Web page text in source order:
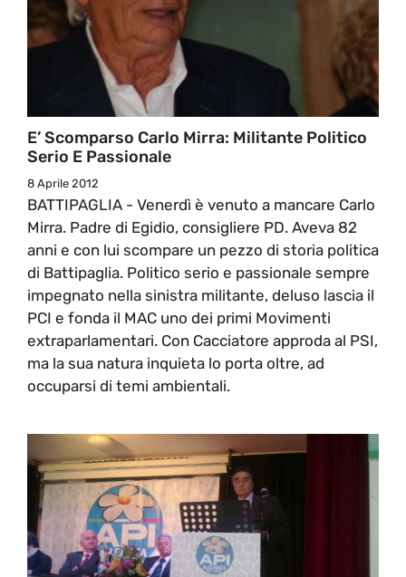
E’ Scomparso Carlo Mirra: Militante Politico
Serio E Passionale
8 Aprile 2012
BATTIPAGLIA - Venerdì è venuto a mancare Carlo
Mirra. Padre di Egidio, consigliere PD. Aveva 82
anni e con lui scompare un pezzo di storia politica
di Battipaglia. Politico serio e passionale sempre
impegnato nella sinistra militante, deluso lascia il
PCI e fonda il MAC uno dei primi Movimenti
extraparlamentari. Con Cacciatore approda al PSI,
ma la sua natura inquieta lo porta oltre, ad
occuparsi di temi ambientali.